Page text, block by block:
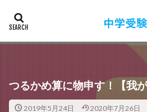
つるかめ算に物申す！【我
2019年5月24日 2020年7月26日